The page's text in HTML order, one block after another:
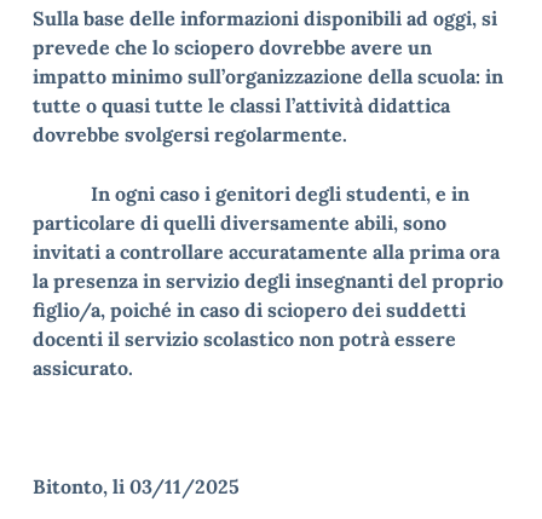
Sulla base delle informazioni disponibili ad oggi, si
prevede che lo sciopero dovrebbe avere un
impatto minimo sull’organizzazione della scuola: in
tutte o quasi tutte le classi l’attività didattica
dovrebbe svolgersi regolarmente.
In ogni caso i genitori degli studenti, e in
particolare di quelli diversamente abili, sono
invitati a controllare accuratamente alla prima ora
la presenza in servizio degli insegnanti del proprio
figlio/a, poiché in caso di sciopero dei suddetti
docenti il servizio scolastico non potrà essere
assicurato.
Bitonto, li 03/11/2025